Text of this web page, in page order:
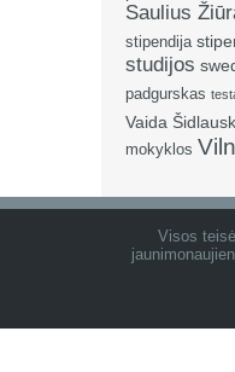
Saulius
stipendija
studijos
padgurskas
Vaida
mokyklos
Visos